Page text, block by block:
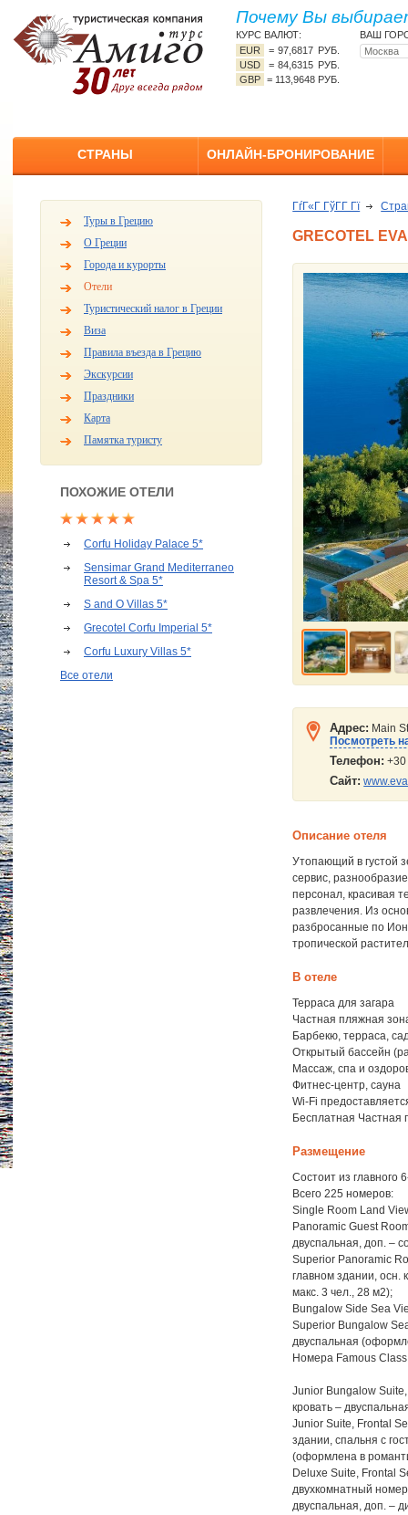
Почему Вы
КУРС ВАЛЮТ:
EUR
=97,6817 РУБ.
USD
=84,6315 РУБ.
GBP = 113,9648 РУБ.
ВАШ
СТРАНЫ ОНЛАЙН-БРОНИРОВАНИЕ
Туры в Грецию
О Греции
Города и курорты
Отели
Туристический налог в Греции
Виза
Правила въезда в Грецию
Экскурсии
Праздники
Карта
Памятка туристу
ПОХОЖИЕ ОТЕЛИ
Corfu Holiday Palace 5*
Sensimar Grand Mediterraneo
Resort & Spa 5*
S and O Villas 5*
Grecotel Corfu Imperial 5*
Corfu Luxury Villas 5*
Все отели
ГѓГ«Г ГўГ­Г Гї
GRECOTEL
Адрес: Main
Посмотреть
Телефон:
Сайт:
Описание отеля
Утопающий в густой
сервис,
персонал, красивая
развлечения. Из
разбросанные по
тропической
В отеле
Терраса для загара
Частная пляжная
Барбекю, терраса,
Открытый бассейн
Массаж, спа и
Фитнес-центр, сауна
Wi-Fi
Бесплатная Частная
Размещение
Состоит из главного
Всего 225 номеров:
Single Room Land
Panoramic Guest
двуспальная, доп. –
Superior Panoramic
главном здании, осн.
макс. 3 чел., 28 м2);
Bungalow Side Sea
Superior Bungalow
двуспальная
Номера Famous
Junior Bungalow
кровать –
Junior Suite, Frontal
здании, спальня с
(оформлена в
Deluxe Suite, Frontal
двухкомнатный
двуспальная, доп. –